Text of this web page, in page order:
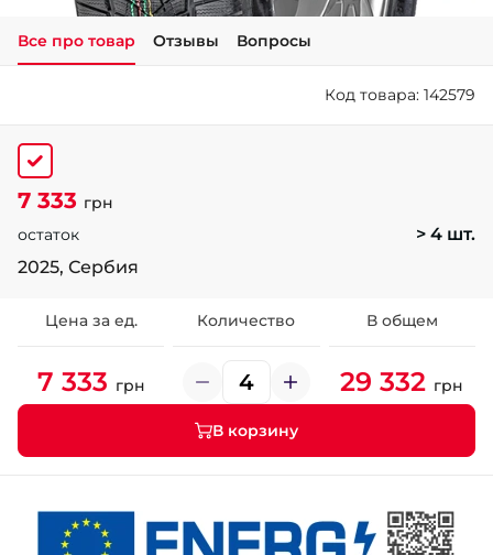
+38 (050)-911-911-2
+38 (099)-643-33-77
Все про товар Отзывы Вопросы
Код товара: 142579
7 333 грн
остаток
> 4 шт.
2025, Сербия
Цена за ед. Количество В общем
7 333 грн 29 332 грн
В корзину